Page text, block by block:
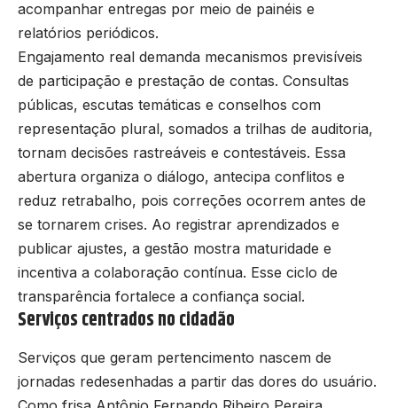
acompanhar entregas por meio de painéis e
relatórios periódicos.
Engajamento real demanda mecanismos previsíveis
de participação e prestação de contas. Consultas
públicas, escutas temáticas e conselhos com
representação plural, somados a trilhas de auditoria,
tornam decisões rastreáveis e contestáveis. Essa
abertura organiza o diálogo, antecipa conflitos e
reduz retrabalho, pois correções ocorrem antes de
se tornarem crises. Ao registrar aprendizados e
publicar ajustes, a gestão mostra maturidade e
incentiva a colaboração contínua. Esse ciclo de
transparência fortalece a confiança social.
Serviços centrados no cidadão
Serviços que geram pertencimento nascem de
jornadas redesenhadas a partir das dores do usuário.